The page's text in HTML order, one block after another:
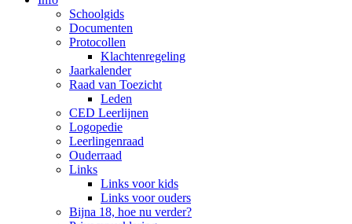
Schoolgids
Documenten
Protocollen
Klachtenregeling
Jaarkalender
Raad van Toezicht
Leden
CED Leerlijnen
Logopedie
Leerlingenraad
Ouderraad
Links
Links voor kids
Links voor ouders
Bijna 18, hoe nu verder?